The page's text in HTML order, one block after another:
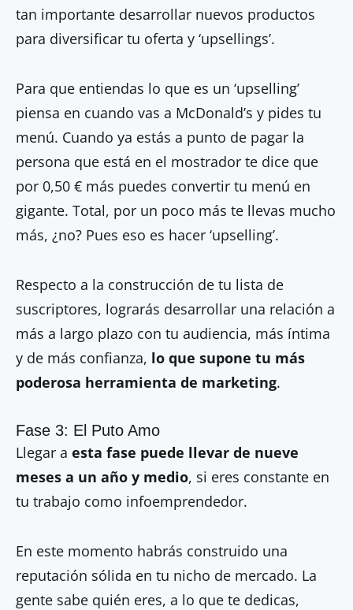
tan importante desarrollar nuevos productos
para diversificar tu oferta y ‘upsellings’.
Para que entiendas lo que es un ‘upselling’
piensa en cuando vas a McDonald’s y pides tu
menú. Cuando ya estás a punto de pagar la
persona que está en el mostrador te dice que
por 0,50 € más puedes convertir tu menú en
gigante. Total, por un poco más te llevas mucho
más, ¿no? Pues eso es hacer ‘upselling’.
Respecto a la construcción de tu lista de
suscriptores, lograrás desarrollar una relación a
más a largo plazo con tu audiencia, más íntima
y de más confianza, lo que supone tu más
poderosa herramienta de marketing.
Fase 3: El Puto Amo
Llegar a esta fase puede llevar de nueve
meses a un año y medio, si eres constante en
tu trabajo como infoemprendedor.
En este momento habrás construido una
reputación sólida en tu nicho de mercado. La
gente sabe quién eres, a lo que te dedicas,